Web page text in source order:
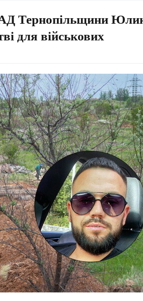
Тернопільщини
для військових